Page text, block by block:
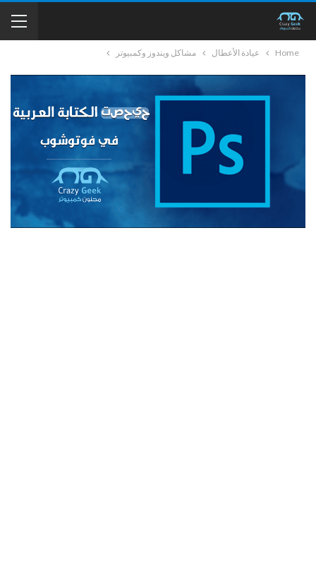
Home عيادة الأعطال مشاكل ويندوز وكمبيوتر